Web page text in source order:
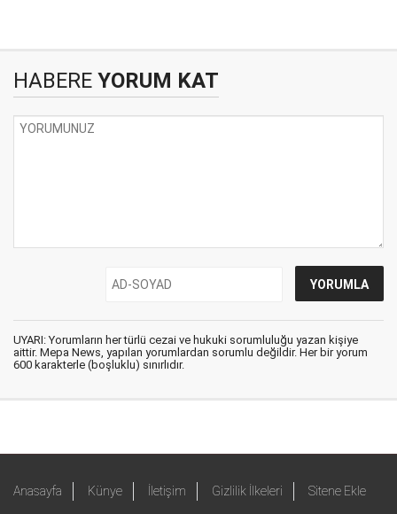
HABERE YORUM KAT
UYARI: Yorumların her türlü cezai ve hukuki sorumluluğu yazan kişiye
aittir. Mepa News, yapılan yorumlardan sorumlu değildir. Her bir yorum
600 karakterle (boşluklu) sınırlıdır.
Anasayfa Künye İletişim Gizlilik İlkeleri Sitene Ekle